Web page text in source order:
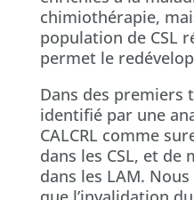
chimiothérapie,
population de CSL
permet le
Dans des premiers
identifié par une
CALCRL comme
dans les CSL, et de
dans les LAM.